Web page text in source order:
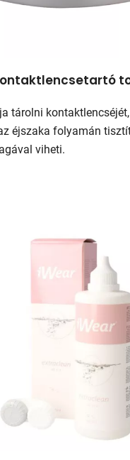
tárolni
éjszaka folyamán
viheti.